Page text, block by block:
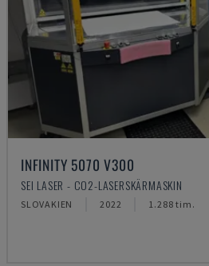
INFINITY 5070 V300
SEI LASER - CO2-LASERSKÄRMASKIN
SLOVAKIEN 2022 1.288 tim.